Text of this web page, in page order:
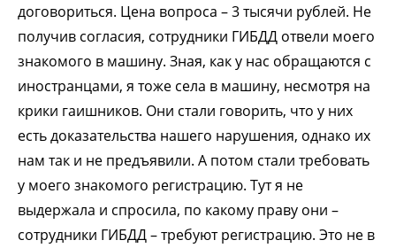
договориться. Цена вопроса – 3 тысячи рублей. Не
получив согласия, сотрудники ГИБДД отвели моего
знакомого в машину. Зная, как у нас обращаются с
иностранцами, я тоже села в машину, несмотря на
крики гаишников. Они стали говорить, что у них
есть доказательства нашего нарушения, однако их
нам так и не предъявили. А потом стали требовать
у моего знакомого регистрацию. Тут я не
выдержала и спросила, по какому праву они –
сотрудники ГИБДД – требуют регистрацию. Это не в